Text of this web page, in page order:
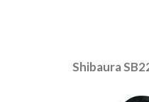
Shibaura